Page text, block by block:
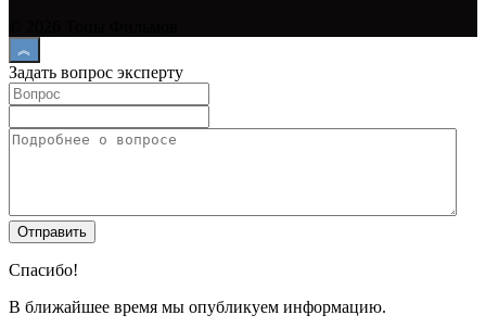
Задать вопрос эксперту
Спасибо!
В ближайшее время мы опубликуем информацию.